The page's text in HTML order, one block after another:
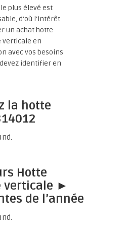
plus élevé est
d’où l’intérêt
un achat hotte
verticale en
avec vos besoins
identifier en
la hotte
Hotte
verticale ►
de l’année